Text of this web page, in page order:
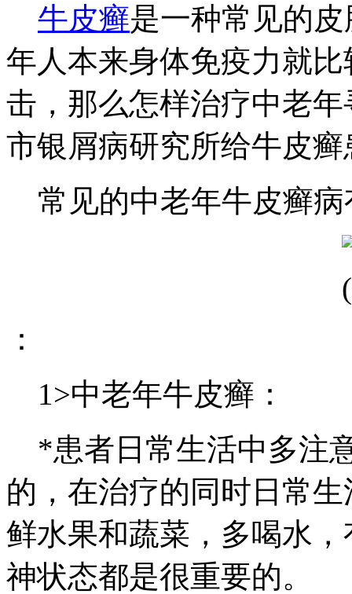
牛皮癣是一种常见的
年人本来身体免疫力就
击，那么怎样治疗中老
市银屑病研究所给牛皮
常见的中老年牛皮癣病
：
1>中老年牛皮癣：
*患者日常生活中多注
的，在治疗的同时日常
鲜水果和蔬菜，多喝水
神状态都是很重要的。